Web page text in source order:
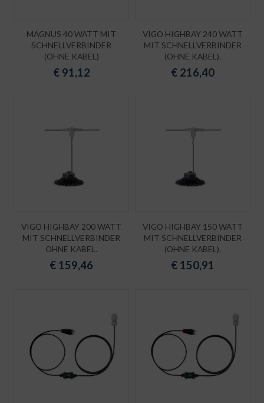
MAGNUS 40 WATT MIT
SCHNELLVERBINDER
(OHNE KABEL)
€ 91,12
VIGO HIGHBAY 240 WATT
MIT SCHNELLVERBINDER
(OHNE KABEL).
€ 216,40
VIGO HIGHBAY 200 WATT
MIT SCHNELLVERBINDER
OHNE KABEL.
€ 159,46
VIGO HIGHBAY 150 WATT
MIT SCHNELLVERBINDER
(OHNE KABEL).
€ 150,91